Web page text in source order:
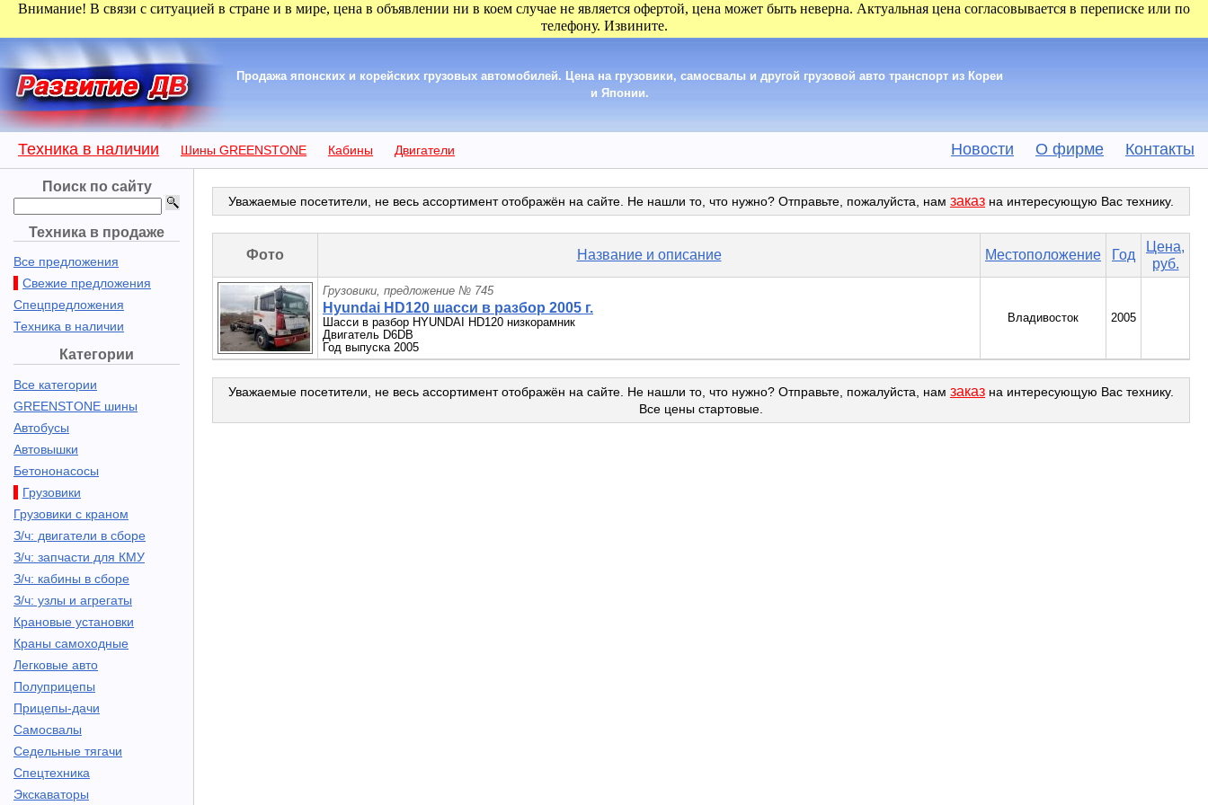
Внимание! В связи с ситуацией в стране и в мире, цена в объявлении ни в коем случае не является офертой, цена может быть неверна. Актуальная цена согласовывается в переписке или по
телефону. Извините.
Продажа японских и корейских грузовых автомобилей. Цена на грузовики, самосвалы и другой грузовой авто транспорт из Кореи
и Японии.
Техника в наличии Шины GREENSTONE Кабины Двигатели Новости О фирме Контакты
Поиск по сайту
Техника в продаже
Все предложения
Свежие предложения
Спецпредложения
Техника в наличии
Категории
Все категории
GREENSTONE шины
Автобусы
Автовышки
Бетононасосы
Грузовики
Грузовики с краном
З/ч: двигатели в сборе
З/ч: запчасти для КМУ
З/ч: кабины в сборе
З/ч: узлы и агрегаты
Крановые установки
Краны самоходные
Легковые авто
Полуприцепы
Прицепы-дачи
Самосвалы
Седельные тягачи
Спецтехника
Экскаваторы
Уважаемые посетители, не весь ассортимент отображён на сайте. Не нашли то, что нужно? Отправьте, пожалуйста, нам заказ на интересующую Вас технику.
Фото Название и описание Местоположение Год
Цена,
руб.
Грузовики, предложение № 745
Hyundai HD120 шасси в разбор 2005 г.
Шасси в разбор HYUNDAI HD120 низкорамник
Двигатель D6DB
Год выпуска 2005
Владивосток 2005
Уважаемые посетители, не весь ассортимент отображён на сайте. Не нашли то, что нужно? Отправьте, пожалуйста, нам заказ на интересующую Вас технику.
Все цены стартовые.